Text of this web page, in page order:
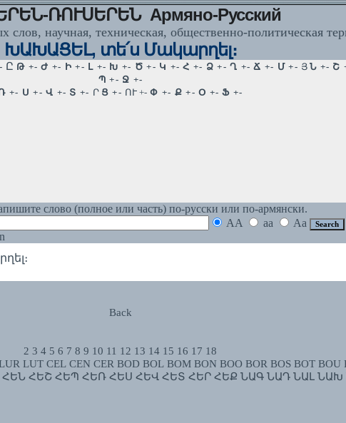
ՌՈՒՍԵՐԵՆ Армяно-Русский
слов, научная, техническая, общественно-политическая
ԽԱԽԱՑԵԼ, տե՛ս Մակարղել։
слово (полное или часть) по-русски или по-армянски.
AA aa
Aa
Back
2 3 4 5 6 7 8 9 10 11 12 13 14 15 16 17 18
LUT CEL CEN CER BOD BOL BOM BON BOO BOR BOS BOT BOU
ՀԵՆ ՀԵՇ ՀԵՊ ՀԵՌ ՀԵՍ ՀԵՎ ՀԵՏ ՀԵՐ ՀԵՔ ՆԱԳ ՆԱԴ ՆԱԼ ՆԱԽ